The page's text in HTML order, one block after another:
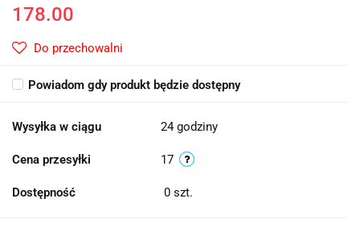
178.00
Do przechowalni
Powiadom gdy produkt będzie dostępny
Wysyłka w ciągu 24 godziny
Cena przesyłki 17
Dostępność 0 szt.